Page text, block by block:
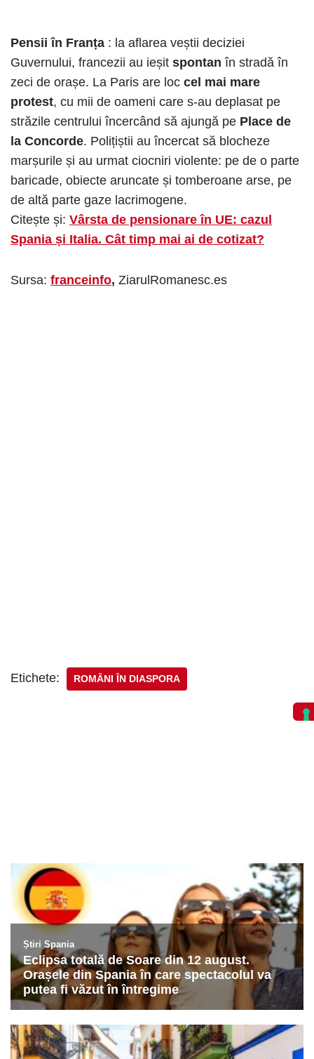
Pensii în Franța : la aflarea veștii deciziei
Guvernului, francezii au ieșit spontan în stradă în
zeci de orașe. La Paris are loc cel mai mare
protest, cu mii de oameni care s-au deplasat pe
străzile centrului încercând să ajungă pe Place de
la Concorde. Polițiștii au încercat să blocheze
marșurile și au urmat ciocniri violente: pe de o parte
baricade, obiecte aruncate și tomberoane arse, pe
de altă parte gaze lacrimogene.
Citește și: Vârsta de pensionare în UE: cazul
Spania și Italia. Cât timp mai ai de cotizat?
Sursa: franceinfo, ZiarulRomanesc.es
Etichete: ROMÂNI ÎN DIASPORA